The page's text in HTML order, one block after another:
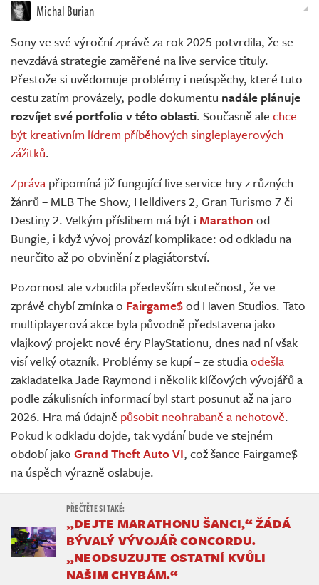
Živě Michal Burian
Sony ve své výroční zprávě za rok 2025 potvrdila, že se
nevzdává strategie zaměřené na live service tituly.
Přestože si uvědomuje problémy i neúspěchy, které tuto
cestu zatím provázely, podle dokumentu nadále plánuje
rozvíjet své portfolio v této oblasti. Současně ale chce
být kreativním lídrem příběhových singleplayerových
zážitků.
Zpráva připomíná již fungující live service hry z různých
žánrů – MLB The Show, Helldivers 2, Gran Turismo 7 či
Destiny 2. Velkým příslibem má být i Marathon od
Bungie, i když vývoj provází komplikace: od odkladu na
neurčito až po obvinění z plagiátorství.
Pozornost ale vzbudila především skutečnost, že ve
zprávě chybí zmínka o Fairgame$od Haven Studios. Tato
multiplayerová akce byla původně představena jako
vlajkový projekt nové éry PlayStationu, dnes nad ní však
visí velký otazník. Problémy se kupí – ze studiaodešla
zakladatelka Jade Raymond i několik klíčových vývojářů a
podle zákulisních informací byl start posunut až na jaro
2026. Hra má údajně působit neohrabaně a nehotově.
Pokud k odkladu dojde, tak vydání bude ve stejném
období jako Grand Theft Auto VI, což šance Fairgame$
na úspěch výrazně oslabuje.
„DEJTE MARATHONU ŠANCI,“ ŽÁDÁ
BÝVALÝ VÝVOJÁŘ CONCORDU.
„NEODSUZUJTE OSTATNÍ KVŮLI
NAŠIM CHYBÁM.“